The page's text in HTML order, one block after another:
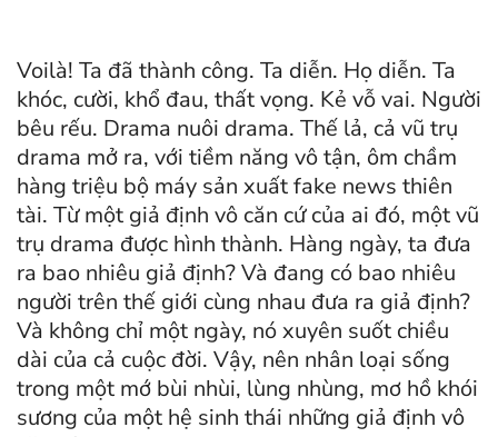
Voilà! Ta đã thành công. Ta diễn. Họ diễn. Ta
khóc, cười, khổ đau, thất vọng. Kẻ vỗ vai. Người
bêu rếu. Drama nuôi drama. Thế lả, cả vũ trụ
drama mở ra, với tiềm năng vô tận, ôm chầm
hàng triệu bộ máy sản xuất fake news thiên
tài. Từ một giả định vô căn cứ của ai đó, một vũ
trụ drama được hình thành. Hàng ngày, ta đưa
ra bao nhiêu giả định? Và đang có bao nhiêu
người trên thế giới cùng nhau đưa ra giả định?
Và không chỉ một ngày, nó xuyên suốt chiều
dài của cả cuộc đời. Vậy, nên nhân loại sống
trong một mớ bùi nhùi, lùng nhùng, mơ hồ khói
sương của một hệ sinh thái những giả định vô